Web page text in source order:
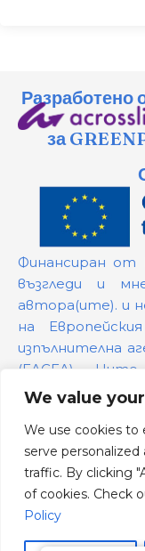
We value
We use cookies to
serve
traffic. By clicking
of cookies. Check
Policy
Разработено
за
Финансиран от
възгледи и
автора(ите). и
на
изпълнителна
(EACEA).
държани
Номер